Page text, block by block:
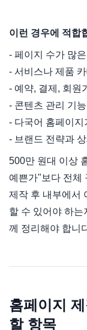
이런 경우에 적합
- 페이지 수가 많
- 서비스나 제품
- 예약, 결제, 회원
- 콘텐츠 관리 기
- 다국어 홈페이지
- 브랜드 전략과
500만 원대 이상
예쁜가"보다 전체
제작 후 내부에서
할 수 있어야 하
께 정리해야 합니
홈페이지
할 항목